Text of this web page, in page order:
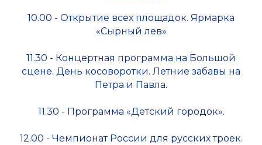
10.00 - Открытие всех площадок. Ярмарка
«Сырный лев»
11.30 - Концертная программа на Большой
сцене. День косоворотки. Летние забавы на
Петра и Павла.
11.30 - Программа «Детский городок».
12.00 - Чемпионат России для русских троек.